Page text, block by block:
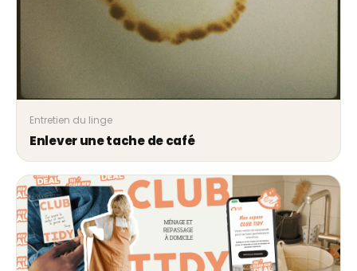
Entretien du linge
Enlever une tache de café